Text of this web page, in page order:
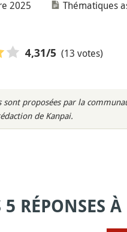
2025 Thématiques
4,31/5 (13 votes)
proposées par la
de Kanpai.
5 RÉPONSES